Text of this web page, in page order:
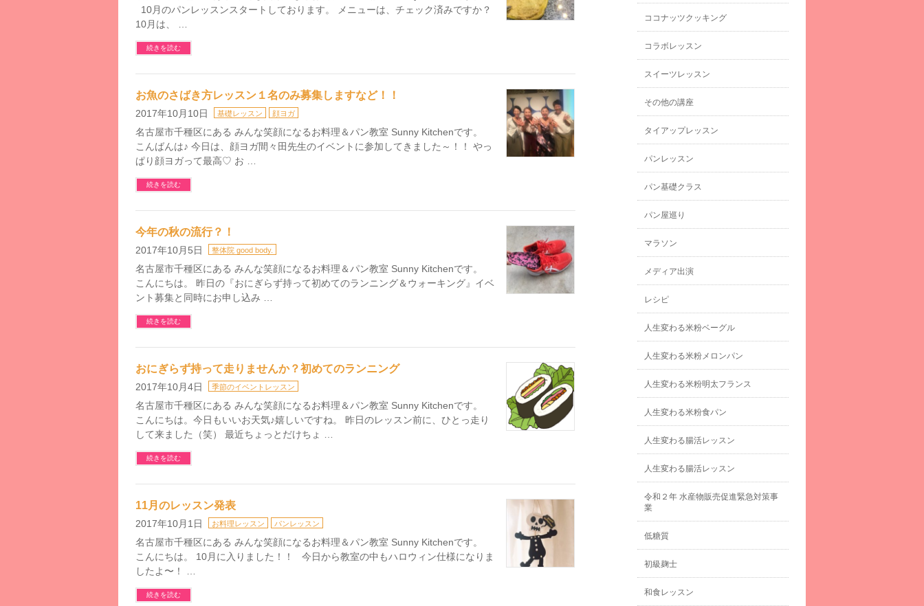
10月のパンレッスンスタートしております。 メニューは、チェック済みですか？
10月は、 …
続きを読む
お魚のさばき方レッスン１名のみ募集しますなど！！
2017年10月10日 基礎レッスン 顔ヨガ
名古屋市千種区にある みんな笑顔になるお料理＆パン教室 Sunny Kitchenです。
こんばんは♪ 今日は、顔ヨガ間々田先生のイベントに参加してきました～！！ やっ
ぱり顔ヨガって最高♡ お …
続きを読む
今年の秋の流行？！
2017年10月5日 整体院 good body.
名古屋市千種区にある みんな笑顔になるお料理＆パン教室 Sunny Kitchenです。
こんにちは。 昨日の『おにぎらず持って初めてのランニング＆ウォーキング』イベ
ント募集と同時にお申し込み …
続きを読む
おにぎらず持って走りませんか？初めてのランニング
2017年10月4日 季節のイベントレッスン
名古屋市千種区にある みんな笑顔になるお料理＆パン教室 Sunny Kitchenです。
こんにちは。今日もいいお天気♪嬉しいですね。 昨日のレッスン前に、ひとっ走り
して来ました（笑） 最近ちょっとだけちょ …
続きを読む
11月のレッスン発表
2017年10月1日 お料理レッスン パンレッスン
名古屋市千種区にある みんな笑顔になるお料理＆パン教室 Sunny Kitchenです。
こんにちは。 10月に入りました！！ 今日から教室の中もハロウィン仕様になりま
したよ〜！ …
続きを読む
ココナッツクッキング
コラボレッスン
スイーツレッスン
その他の講座
タイアップレッスン
パンレッスン
パン基礎クラス
パン屋巡り
マラソン
メディア出演
レシピ
人生変わる米粉ベーグル
人生変わる米粉メロンパン
人生変わる米粉明太フランス
人生変わる米粉食パン
人生変わる腸活レッスン
人生変わる腸活レッスン
令和２年 水産物販売促進緊急対策事
業
低糖質
初級麹士
和食レッスン